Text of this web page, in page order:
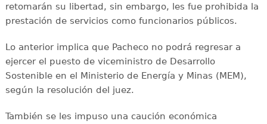
retomarán su libertad, sin embargo, les fue prohibida la
prestación de servicios como funcionarios públicos.
Lo anterior implica que Pacheco no podrá regresar a
ejercer el puesto de viceministro de Desarrollo
Sostenible en el Ministerio de Energía y Minas (MEM),
según la resolución del juez.
También se les impuso una caución económica